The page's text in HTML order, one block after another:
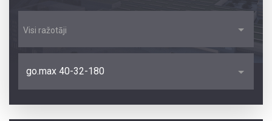
Visi ražotāji
go.max 40-32-180